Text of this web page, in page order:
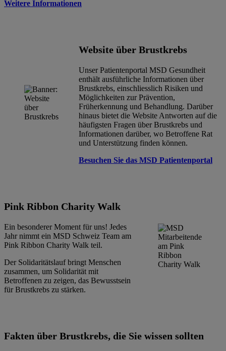
Weitere Informationen
Website über Brustkrebs
Unser Patientenportal MSD Gesundheit
enthält ausführliche Informationen über
Brustkrebs, einschliesslich Risiken und
Möglichkeiten zur Prävention,
Früherkennung und Behandlung. Darüber
hinaus bietet die Website Antworten auf die
häufigsten Fragen über Brustkrebs und
Informationen darüber, wo Betroffene Rat
und Unterstützung finden können.
Besuchen Sie das MSD Patientenportal
Pink Ribbon Charity Walk
Ein besonderer Moment für uns! Jedes
Jahr nimmt ein MSD Schweiz Team am
Pink Ribbon Charity Walk teil.
Der Solidaritätslauf bringt Menschen
zusammen, um Solidarität mit
Betroffenen zu zeigen, das Bewusstsein
für Brustkrebs zu stärken.
Fakten über Brustkrebs, die Sie wissen sollten